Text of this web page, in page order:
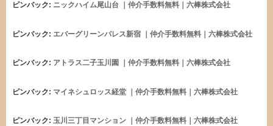
ピンバック: ニックハイム尾山台 ｜仲介手数料無料｜六棒株式会社
ピンバック: エバーグリーンパレス新宿 ｜仲介手数料無料｜六棒株式会社
ピンバック: アトラス二子玉川園 ｜仲介手数料無料｜六棒株式会社
ピンバック: マイネシュロッス経堂 ｜仲介手数料無料｜六棒株式会社
ピンバック: 玉川三丁目マンション ｜仲介手数料無料｜六棒株式会社